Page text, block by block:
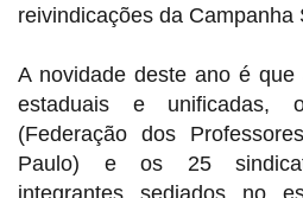
reivindicações da Campanha
A novidade deste ano é
estaduais e unificadas,
(Federação dos
Paulo) e os 25